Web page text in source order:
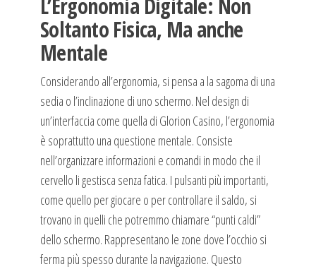
L’Ergonomia Digitale: Non
Soltanto Fisica, Ma anche
Mentale
Considerando all’ergonomia, si pensa a la sagoma di una
sedia o l’inclinazione di uno schermo. Nel design di
un’interfaccia come quella di Glorion Casino, l’ergonomia
è soprattutto una questione mentale. Consiste
nell’organizzare informazioni e comandi in modo che il
cervello li gestisca senza fatica. I pulsanti più importanti,
come quello per giocare o per controllare il saldo, si
trovano in quelli che potremmo chiamare “punti caldi”
dello schermo. Rappresentano le zone dove l’occhio si
ferma più spesso durante la navigazione. Questo